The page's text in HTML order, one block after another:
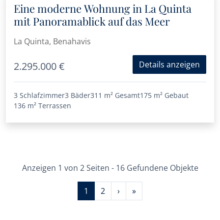
Eine moderne Wohnung in La Quinta
mit Panoramablick auf das Meer
La Quinta, Benahavis
2.295.000 € Details anzeigen
3 Schlafzimmer3 Bäder311 m² Gesamt175 m² Gebaut
136 m² Terrassen
Anzeigen 1 von 2 Seiten - 16 Gefundene Objekte
1 2 › »